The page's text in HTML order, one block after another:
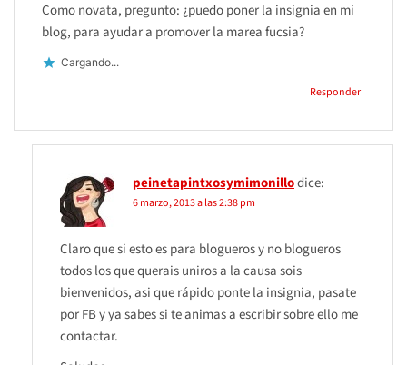
Como novata, pregunto: ¿puedo poner la insignia en mi
blog, para ayudar a promover la marea fucsia?
Cargando...
Responder
peinetapintxosymimonillodice:
6 marzo, 2013 a las 2:38 pm
Claro que si esto es para blogueros y no blogueros
todos los que querais uniros a la causa sois
bienvenidos, asi que rápido ponte la insignia, pasate
por FB y ya sabes si te animas a escribir sobre ello me
contactar.